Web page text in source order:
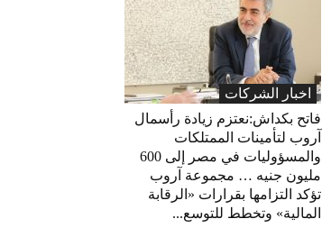
اخبار الشركات
فاتح بكداش:نعتزم زيادة رأسمال
آروب لتأمينات الممتلكات
والمسؤوليات في مصر إلى 600
مليون جنيه … مجموعة آروب
تؤكد التزامها بقرارات «الرقابة
المالية» وتخطط للتوسع...